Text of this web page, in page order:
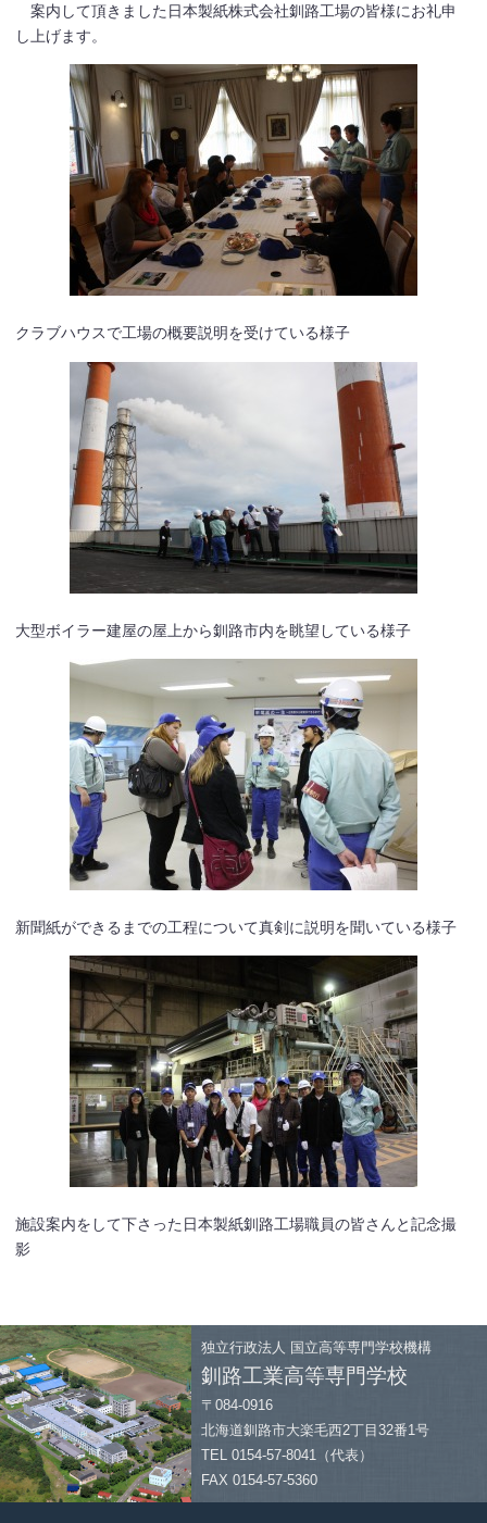
案内して頂きました日本製紙株式会社釧路工場の皆様にお礼申
し上げます。
クラブハウスで工場の概要説明を受けている様子
大型ボイラー建屋の屋上から釧路市内を眺望している様子
新聞紙ができるまでの工程について真剣に説明を聞いている様子
施設案内をして下さった日本製紙釧路工場職員の皆さんと記念撮
影
独立行政法人 国立高等専門学校機構
釧路工業高等専門学校
〒084-0916
北海道釧路市大楽毛西2丁目32番1号
TEL 0154-57-8041（代表）
FAX 0154-57-5360